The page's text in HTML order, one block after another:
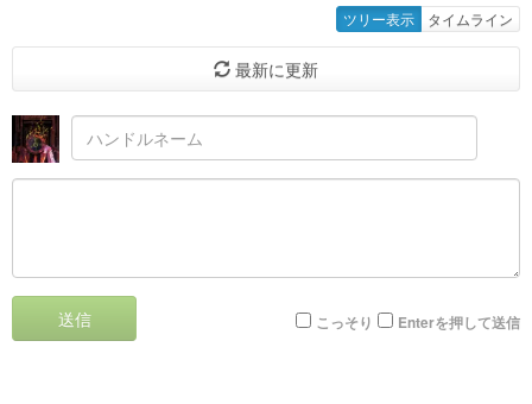
ツリー表示 タイムライン
最新に更新
送信 こっそり Enterを押して送信